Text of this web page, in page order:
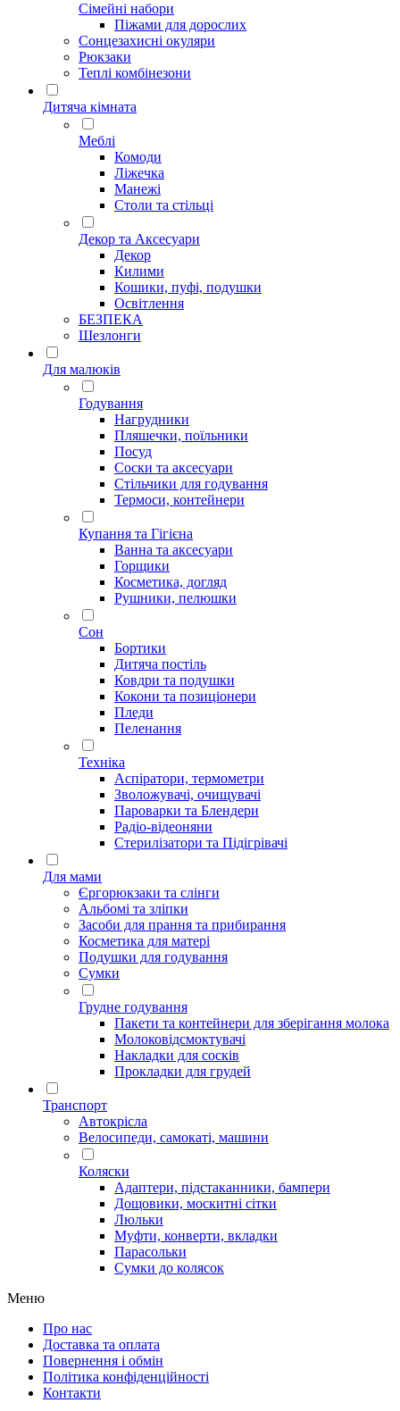
Сімейні набори
Піжами для дорослих
Сонцезахисні окуляри
Рюкзаки
Теплі комбінезони
Дитяча кімната
Меблі
Комоди
Ліжечка
Манежі
Столи та стільці
Декор та Аксесуари
Декор
Килими
Кошики, пуфі, подушки
Освітлення
БЕЗПЕКА
Шезлонги
Для малюків
Годування
Нагрудники
Пляшечки, поїльники
Посуд
Соски та аксесуари
Стільчики для годування
Термоси, контейнери
Купання та Гігієна
Ванна та аксесуари
Горщики
Косметика, догляд
Рушники, пелюшки
Сон
Бортики
Дитяча постіль
Ковдри та подушки
Кокони та позиціонери
Пледи
Пеленання
Техніка
Аспіратори, термометри
Зволожувачі, очищувачі
Пароварки та Блендери
Радіо-відеоняни
Стерилізатори та Підігрівачі
Для мами
Єргорюкзаки та слінги
Альбомі та зліпки
Засоби для прання та прибирання
Косметика для матері
Подушки для годування
Сумки
Грудне годування
Пакети та контейнери для зберігання молока
Молоковідсмоктувачі
Накладки для сосків
Прокладки для грудей
Транспорт
Автокрісла
Велосипеди, самокаті, машини
Коляски
Адаптери, підстаканники, бампери
Дощовики, москитні сітки
Люльки
Муфти, конверти, вкладки
Парасольки
Сумки до колясок
Меню
Про нас
Доставка та оплата
Повернення і обмін
Політика конфіденційності
Контакти